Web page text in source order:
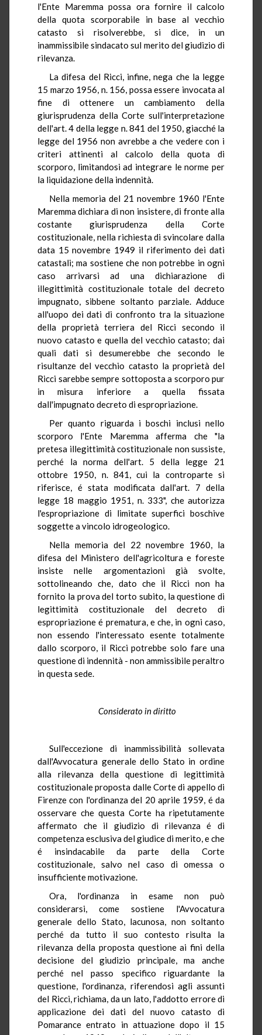
l'Ente Maremma possa ora fornire il calcolo
della quota scorporabile in base al vecchio
catasto si risolverebbe, si dice, in un
inammissibile sindacato sul merito del giudizio di
rilevanza.
La difesa del Ricci, infine, nega che la legge
15 marzo 1956, n. 156, possa essere invocata al
fine di ottenere un cambiamento della
giurisprudenza della Corte sull'interpretazione
dell'art. 4 della legge n. 841 del 1950, giacché la
legge del 1956 non avrebbe a che vedere con i
criteri attinenti al calcolo della quota di
scorporo, limitandosi ad integrare le norme per
la liquidazione della indennità.
Nella memoria del 21 novembre 1960 l'Ente
Maremma dichiara di non insistere, di fronte alla
costante giurisprudenza della Corte
costituzionale, nella richiesta di svincolare dalla
data 15 novembre 1949 il riferimento dei dati
catastali; ma sostiene che non potrebbe in ogni
caso arrivarsi ad una dichiarazione di
illegittimità costituzionale totale del decreto
impugnato, sibbene soltanto parziale. Adduce
all'uopo dei dati di confronto tra la situazione
della proprietà terriera del Ricci secondo il
nuovo catasto e quella del vecchio catasto; dai
quali dati si desumerebbe che secondo le
risultanze del vecchio catasto la proprietà del
Ricci sarebbe sempre sottoposta a scorporo pur
in misura inferiore a quella fissata
dall'impugnato decreto di espropriazione.
Per quanto riguarda i boschi inclusi nello
scorporo l'Ente Maremma afferma che "la
pretesa illegittimità costituzionale non sussiste,
perché la norma dell'art. 5 della legge 21
ottobre 1950, n. 841, cui la controparte si
riferisce, é stata modificata dall'art. 7 della
legge 18 maggio 1951, n. 333", che autorizza
l'espropriazione di limitate superfici boschive
soggette a vincolo idrogeologico.
Nella memoria del 22 novembre 1960, la
difesa del Ministero dell'agricoltura e foreste
insiste nelle argomentazioni già svolte,
sottolineando che, dato che il Ricci non ha
fornito la prova del torto subito, la questione di
legittimità costituzionale del decreto di
espropriazione é prematura, e che, in ogni caso,
non essendo l'interessato esente totalmente
dallo scorporo, il Ricci potrebbe solo fare una
questione di indennità - non ammissibile peraltro
in questa sede.
Considerato in diritto
Sull'eccezione di inammissibilità sollevata
dall'Avvocatura generale dello Stato in ordine
alla rilevanza della questione di legittimità
costituzionale proposta dalle Corte di appello di
Firenze con l'ordinanza del 20 aprile 1959, é da
osservare che questa Corte ha ripetutamente
affermato che il giudizio di rilevanza é di
competenza esclusiva del giudice di merito, e che
é insindacabile da parte della Corte
costituzionale, salvo nel caso di omessa o
insufficiente motivazione.
Ora, l'ordinanza in esame non può
considerarsi, come sostiene l'Avvocatura
generale dello Stato, lacunosa, non soltanto
perché da tutto il suo contesto risulta la
rilevanza della proposta questione ai fini della
decisione del giudizio principale, ma anche
perché nel passo specifico riguardante la
questione, l'ordinanza, riferendosi agli assunti
del Ricci, richiama, da un lato, l'addotto errore di
applicazione dei dati del nuovo catasto di
Pomarance entrato in attuazione dopo il 15